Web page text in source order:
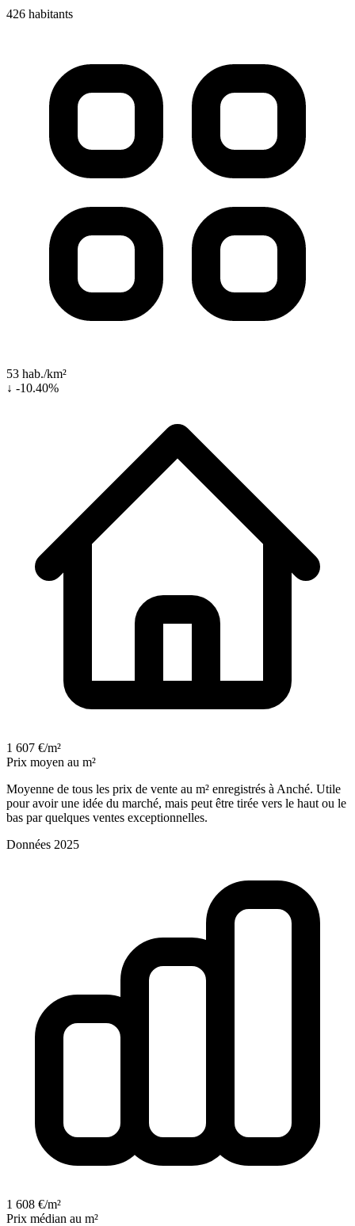
426 habitants
53 hab./km²
↓ -10.40%
1 607 €/m²
Prix moyen au m²
Moyenne de tous les prix de vente au m² enregistrés à Anché. Utile
pour avoir une idée du marché, mais peut être tirée vers le haut ou le
bas par quelques ventes exceptionnelles.
Données 2025
1 608 €/m²
Prix médian au m²